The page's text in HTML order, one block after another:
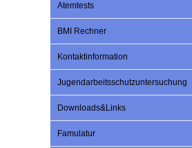
Atemtests
BMI Rechner
Kontaktinformation
Jugendarbeitsschutzuntersuchung
Downloads&Links
Famulatur